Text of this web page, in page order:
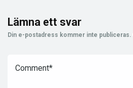
Lämna ett svar
Din e-postadress kommer inte publiceras.